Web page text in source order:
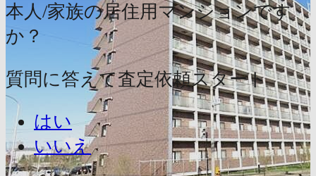
本人/家族の居住用マンションです
か？
質問に答えて査定依頼スタート
はい
いいえ